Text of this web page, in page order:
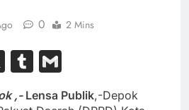
0 2 Mins
X Tumblr
,-Lensa Publik,-Depok